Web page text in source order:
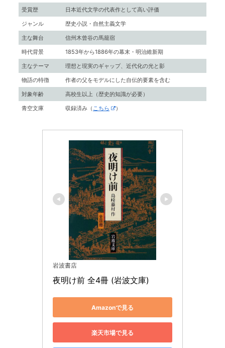
受賞歴
日本近代文学の代表作として高い評価
ジャンル
歴史小説・自然主義文学
主な舞台
信州木曾谷の馬籠宿
時代背景
1853年から1886年の幕末・明治維新期
主なテーマ
理想と現実のギャップ、近代化の光と影
物語の特徴
作者の父をモデルにした自伝的要素を含む
対象年齢
高校生以上（歴史的知識が必要）
青空文庫
収録済み（ こちら ）
岩波書店
夜明け前 全4冊 (岩波文庫)
Amazonで見る
楽天市場で見る